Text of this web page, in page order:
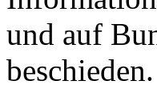
und auf
beschieden.